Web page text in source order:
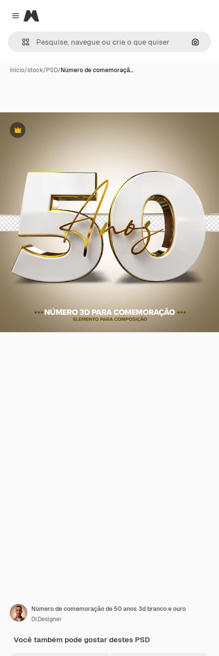
Close menu
Magnific
Início/stock/PSD/Número de comemoraçã…
Premium
Número de comemoração de 50 anos 3d branco e ouro
DI.Designer
Você também pode gostar destes PSD